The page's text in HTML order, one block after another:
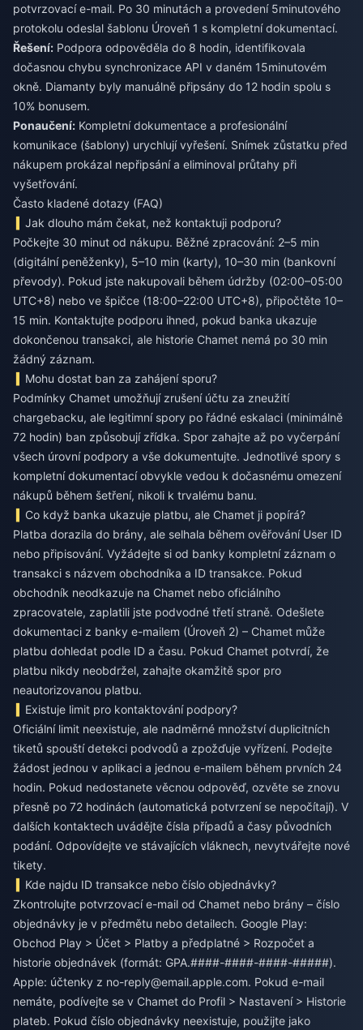
potvrzovací e-mail. Po 30 minutách a provedení 5minutového
protokolu odeslal šablonu Úroveň 1 s kompletní dokumentací.
Řešení: Podpora odpověděla do 8 hodin, identifikovala
dočasnou chybu synchronizace API v daném 15minutovém
okně. Diamanty byly manuálně připsány do 12 hodin spolu s
10% bonusem.
Ponaučení: Kompletní dokumentace a profesionální
komunikace (šablony) urychlují vyřešení. Snímek zůstatku před
nákupem prokázal nepřipsání a eliminoval průtahy při
vyšetřování.
Často kladené dotazy (FAQ)
Jak dlouho mám čekat, než kontaktuji podporu?
Počkejte 30 minut od nákupu. Běžné zpracování: 2–5 min
(digitální peněženky), 5–10 min (karty), 10–30 min (bankovní
převody). Pokud jste nakupovali během údržby (02:00–05:00
UTC+8) nebo ve špičce (18:00–22:00 UTC+8), připočtěte 10–
15 min. Kontaktujte podporu ihned, pokud banka ukazuje
dokončenou transakci, ale historie Chamet nemá po 30 min
žádný záznam.
Mohu dostat ban za zahájení sporu?
Podmínky Chamet umožňují zrušení účtu za zneužití
chargebacku, ale legitimní spory po řádné eskalaci (minimálně
72 hodin) ban způsobují zřídka. Spor zahajte až po vyčerpání
všech úrovní podpory a vše dokumentujte. Jednotlivé spory s
kompletní dokumentací obvykle vedou k dočasnému omezení
nákupů během šetření, nikoli k trvalému banu.
Co když banka ukazuje platbu, ale Chamet ji popírá?
Platba dorazila do brány, ale selhala během ověřování User ID
nebo připisování. Vyžádejte si od banky kompletní záznam o
transakci s názvem obchodníka a ID transakce. Pokud
obchodník neodkazuje na Chamet nebo oficiálního
zpracovatele, zaplatili jste podvodné třetí straně. Odešlete
dokumentaci z banky e-mailem (Úroveň 2) – Chamet může
platbu dohledat podle ID a času. Pokud Chamet potvrdí, že
platbu nikdy neobdržel, zahajte okamžitě spor pro
neautorizovanou platbu.
Existuje limit pro kontaktování podpory?
Oficiální limit neexistuje, ale nadměrné množství duplicitních
tiketů spouští detekci podvodů a zpožďuje vyřízení. Podejte
žádost jednou v aplikaci a jednou e-mailem během prvních 24
hodin. Pokud nedostanete věcnou odpověď, ozvěte se znovu
přesně po 72 hodinách (automatická potvrzení se nepočítají). V
dalších kontaktech uvádějte čísla případů a časy původních
podání. Odpovídejte ve stávajících vláknech, nevytvářejte nové
tikety.
Kde najdu ID transakce nebo číslo objednávky?
Zkontrolujte potvrzovací e-mail od Chamet nebo brány – číslo
objednávky je v předmětu nebo detailech. Google Play:
Obchod Play > Účet > Platby a předplatné > Rozpočet a
historie objednávek (formát: GPA.####-####-####-#####).
Apple: účtenky z no-reply@email.apple.com. Pokud e-mail
nemáte, podívejte se v Chamet do Profil > Nastavení > Historie
plateb. Pokud číslo objednávky neexistuje, použijte jako